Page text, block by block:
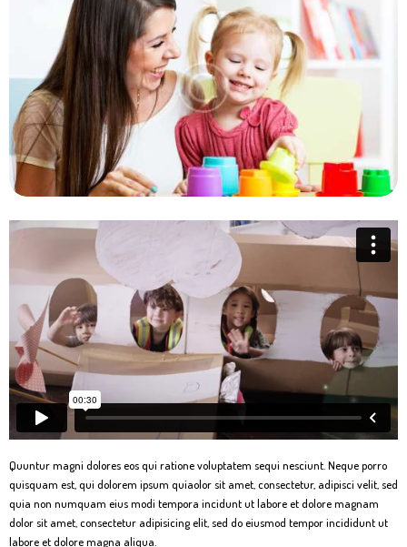
Quuntur magni dolores eos qui ratione voluptatem sequi nesciunt. Neque porro
quisquam est, qui dolorem ipsum quiaolor sit amet, consectetur, adipisci velit, sed
quia non numquam eius modi tempora incidunt ut labore et dolore magnam
dolor sit amet, consectetur adipisicing elit, sed do eiusmod tempor incididunt ut
labore et dolore magna aliqua.